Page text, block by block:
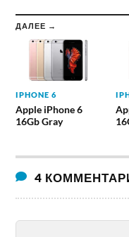
ДАЛЕЕ →
IPHONE 6
Apple iPhone 6
16Gb Gray
4